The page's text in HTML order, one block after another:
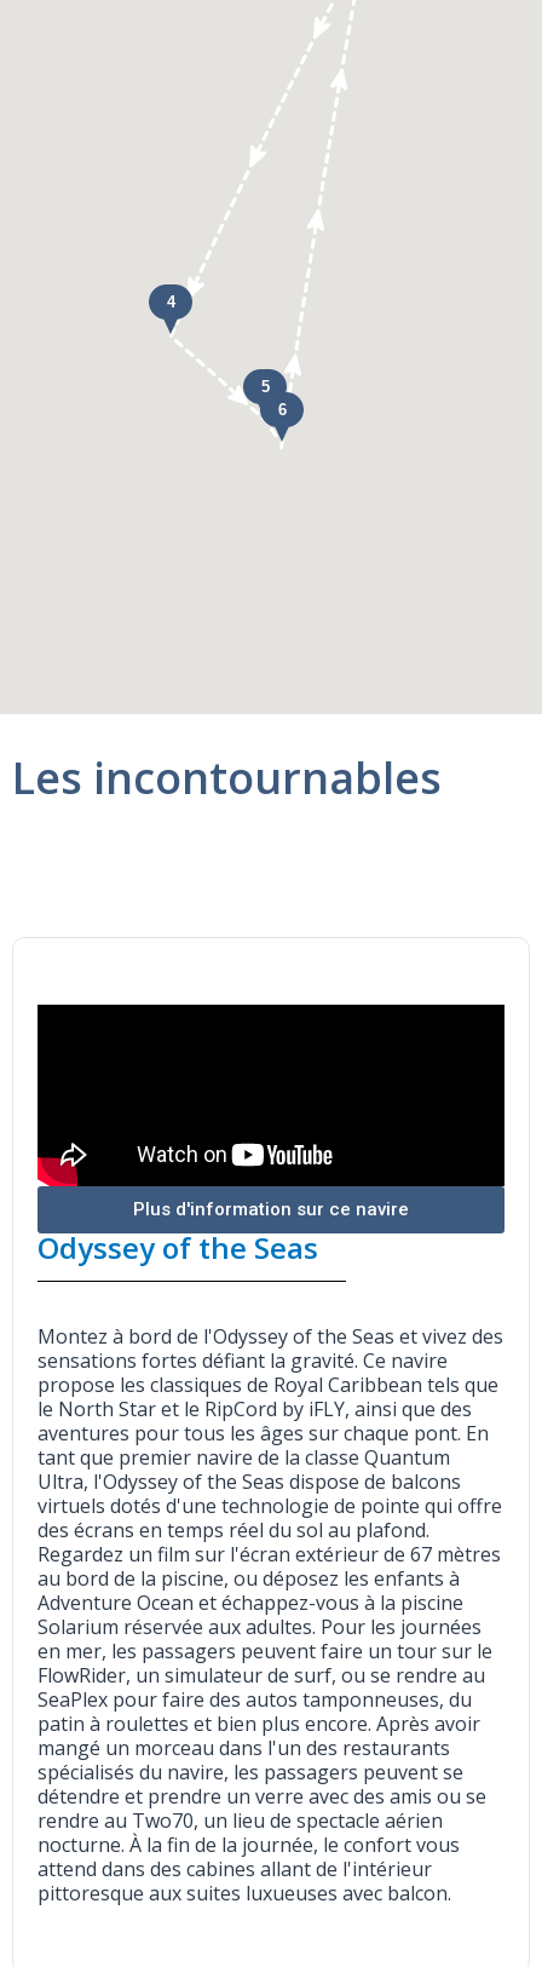
Les incontournables
Plus d'information sur ce navire
Odyssey of the Seas
Montez à bord de l'Odyssey of the Seas et vivez des
sensations fortes défiant la gravité. Ce navire
propose les classiques de Royal Caribbean tels que
le North Star et le RipCord by iFLY, ainsi que des
aventures pour tous les âges sur chaque pont. En
tant que premier navire de la classe Quantum
Ultra, l'Odyssey of the Seas dispose de balcons
virtuels dotés d'une technologie de pointe qui offre
des écrans en temps réel du sol au plafond.
Regardez un film sur l'écran extérieur de 67 mètres
au bord de la piscine, ou déposez les enfants à
Adventure Ocean et échappez-vous à la piscine
Solarium réservée aux adultes. Pour les journées
en mer, les passagers peuvent faire un tour sur le
FlowRider, un simulateur de surf, ou se rendre au
SeaPlex pour faire des autos tamponneuses, du
patin à roulettes et bien plus encore. Après avoir
mangé un morceau dans l'un des restaurants
spécialisés du navire, les passagers peuvent se
détendre et prendre un verre avec des amis ou se
rendre au Two70, un lieu de spectacle aérien
nocturne. À la fin de la journée, le confort vous
attend dans des cabines allant de l'intérieur
pittoresque aux suites luxueuses avec balcon.